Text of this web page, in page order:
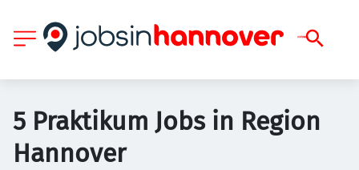
5 Praktikum Jobs in Region
Hannover